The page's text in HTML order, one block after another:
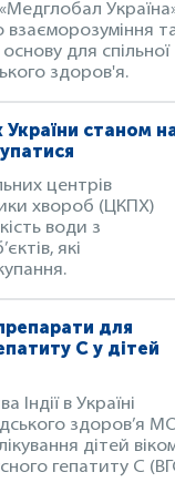
для спільної
здоров'я.
України станом
центрів
хвороб (ЦКПХ)
води з
які
для
С у дітей
Індії в Україні
здоров’я
дітей
гепатиту С